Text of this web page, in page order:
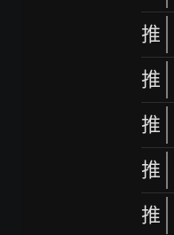
推
推
推
推
推